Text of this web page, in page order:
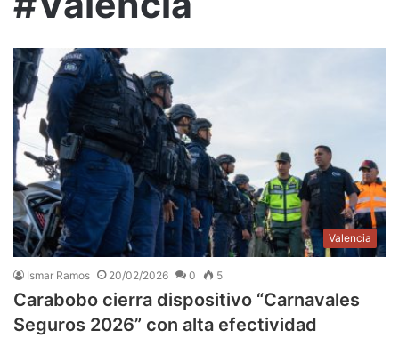
Valencia
Ismar Ramos 20/02/2026 0 5
Carabobo cierra dispositivo “Carnavales
Seguros 2026” con alta efectividad